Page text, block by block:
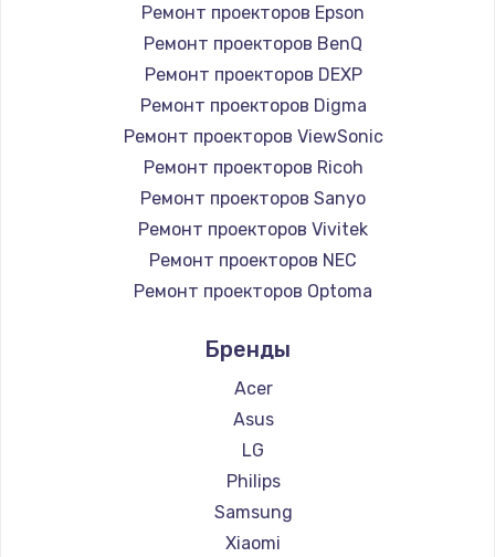
Ремонт проекторов Epson
Ремонт проекторов BenQ
Ремонт проекторов DEXP
Ремонт проекторов Digma
Ремонт проекторов ViewSonic
Ремонт проекторов Ricoh
Ремонт проекторов Sanyo
Ремонт проекторов Vivitek
Ремонт проекторов NEC
Ремонт проекторов Optoma
Ремонт проекторов Infocus
Ремонт проекторов Barco
Ремонт проекторов Xgimi
Ремонт проекторов JVC
Ремонт проекторов Casio
Ремонт проекторов Hiper
Ремонт проекторов HITACHI
Бренды
Acer
Asus
LG
Philips
Samsung
Xiaomi